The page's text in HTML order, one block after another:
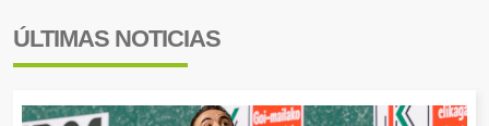
ÚLTIMAS NOTICIAS